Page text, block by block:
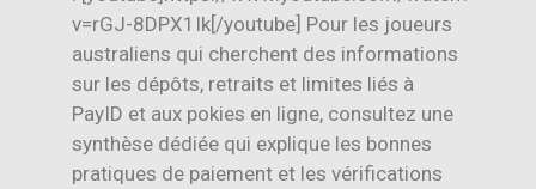
v=rGJ-8DPX1Ik[/youtube] Pour les joueurs
australiens qui cherchent des informations
sur les dépôts, retraits et limites liés à
PayID et aux pokies en ligne, consultez une
synthèse dédiée qui explique les bonnes
pratiques de paiement et les vérifications